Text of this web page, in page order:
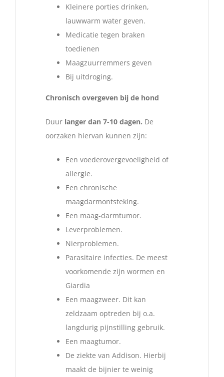
Kleinere porties drinken,
lauwwarm water geven.
Medicatie tegen braken
toedienen
Maagzuurremmers geven
Bij uitdroging.
Chronisch overgeven bij de hond
Duur langer dan 7-10 dagen. De
oorzaken hiervan kunnen zijn:
Een voederovergevoeligheid of
allergie.
Een chronische
maagdarmontsteking.
Een maag-darmtumor.
Leverproblemen.
Nierproblemen.
Parasitaire infecties. De meest
voorkomende zijn wormen en
Giardia
Een maagzweer. Dit kan
zeldzaam optreden bij o.a.
langdurig pijnstilling gebruik.
Een maagtumor.
De ziekte van Addison. Hierbij
maakt de bijnier te weinig